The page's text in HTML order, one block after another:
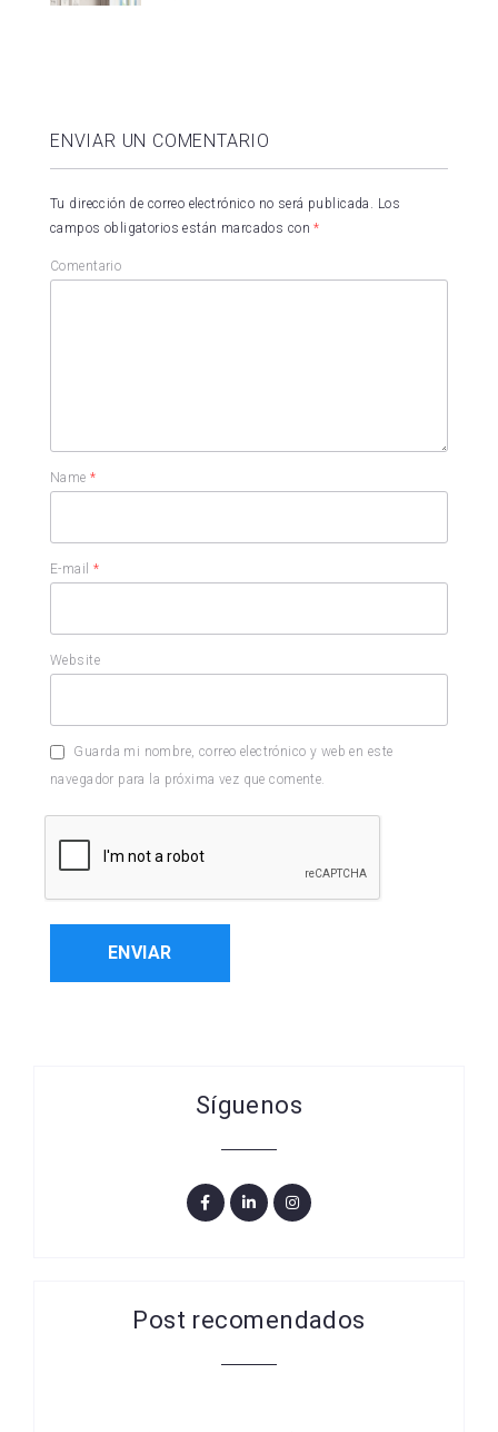
ENVIAR UN COMENTARIO
Tu dirección de correo electrónico no será publicada. Los
campos obligatorios están marcados con*
Comentario
Name*
E-mail *
Website
Guarda mi nombre, correo electrónico y web en este
navegador para la próxima vez que comente.
Síguenos
Post recomendados